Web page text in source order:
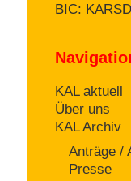
BIC:
KAL aktuell
Über uns
KAL Archiv
Anträge /
Presse